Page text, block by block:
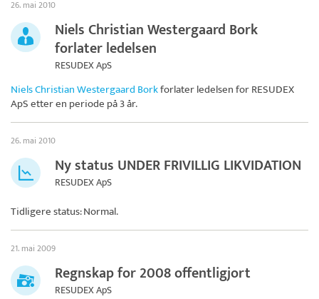
26. mai 2010
Niels Christian Westergaard Bork
forlater ledelsen
RESUDEX ApS
Niels Christian Westergaard Borkforlater ledelsen forRESUDEX
ApSetter en periode på 3 år.
26. mai 2010
Ny status UNDER FRIVILLIG LIKVIDATION
RESUDEX ApS
Tidligere status: Normal.
21. mai 2009
Regnskap for 2008 offentligjort
RESUDEX ApS